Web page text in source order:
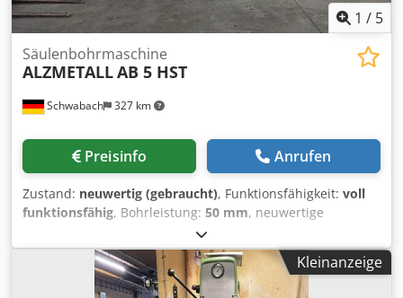
1 / 5
Schwabach 327 km
Säulenbohrmaschine
ALZMETALLAB 5 HST
Preisinfo Anrufen
Zustand: neuwertig (gebraucht), Funktionsfähigkeit: voll
funktionsfähig, Bohrleistung: 50 mm, neuwertige
Maschine in besonders stabiler Kastenständer-
Ausführung wird preislich entsprechend dem Zustand
angeboten. Codpfszhi Sisx Ab Rerf --> bitte keine
Privatanfragen !
Kleinanzeige